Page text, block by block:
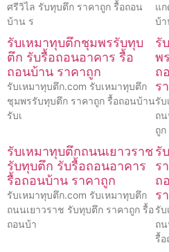
ศรีวิไล รับทุบตึก ราคาถูก รื้อถอน
บ้าน ร
แ
บ้า
รับเหมาทุบตึกชุมพรรับทุบ
ตึก รับรื้อถอนอาคาร รื้อ
ถอนบ้าน ราคาถูก
รับเหมาทุบตึก.com รับเหมาทุบตึก
ชุมพรรับทุบตึก ราคาถูก รื้อถอนบ้าน
รับเ
รั
พ
ถ
ร
รั
ถ
ถูก
รับเหมาทุบตึกถนนเยาวราช
รับทุบตึก รับรื้อถอนอาคาร
รื้อถอนบ้าน ราคาถูก
รับเหมาทุบตึก.com รับเหมาทุบตึก
ถนนเยาวราช รับทุบตึก ราคาถูก รื้อ
ถอนบ้า
รั
ร
ถ
ร
รั
ถ
รื้อ